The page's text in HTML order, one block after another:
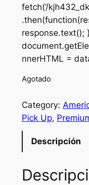
fetch(‘/
response.text();
nnerHTML =
Agotado
Category:
Pick Up,
Descripción